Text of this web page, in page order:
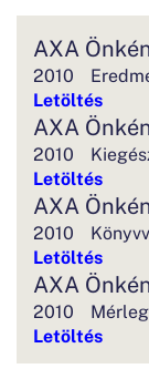
AXA
2010
Letöltés
AXA
2010
Letöltés
AXA
2010
Letöltés
AXA
2010
Mérleg
Letöltés